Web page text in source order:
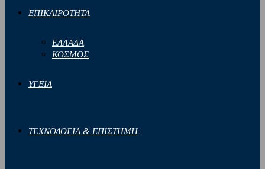
ΕΠΙΚΑΙΡΟΤΗΤΑ
ΕΛΛΑΔΑ
ΚΟΣΜΟΣ
ΥΓΕΙΑ
ΤΕΧΝΟΛΟΓΙΑ & ΕΠΙΣΤΗΜΗ